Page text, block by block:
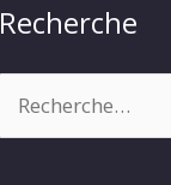
Recherche